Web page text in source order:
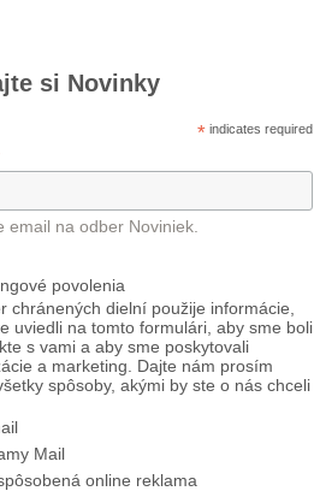
si Novinky
* indicates required
email na odber Noviniek.
povolenia
chránených dielní použije informácie,
uviedli na tomto formulári, aby sme boli
s vami a aby sme poskytovali
a marketing. Dajte nám prosím
spôsoby, akými by ste o nás chceli
Mail
online reklama